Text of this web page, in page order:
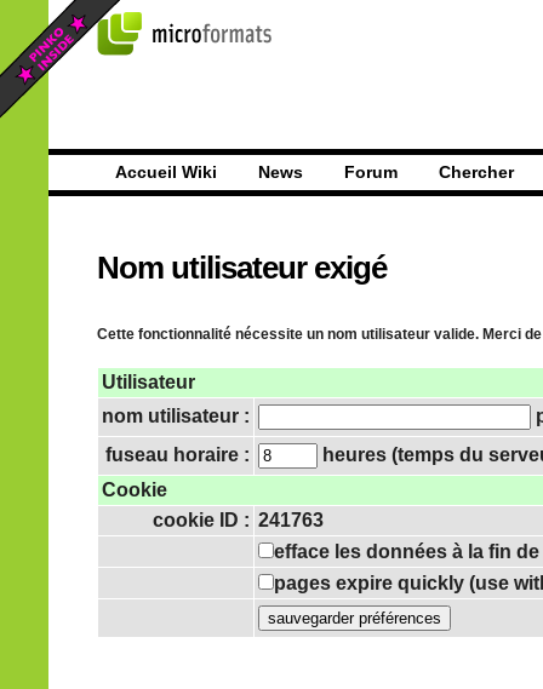
Accueil Wiki News Forum Chercher
Nom utilisateur exigé
Cette fonctionnalité nécessite un nom utilisateur valide. Merci
Utilisateur
nom utilisateur :
fuseau horaire :
heures (temps du
Cookie
cookie ID : 241763
efface les données à la fin
pages expire quickly (use